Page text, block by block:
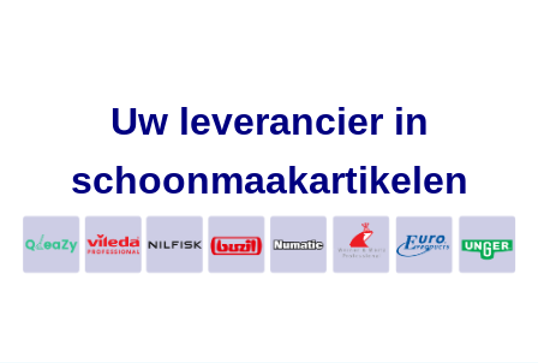
Uw leverancier in
schoonmaakartikelen